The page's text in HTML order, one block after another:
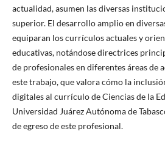
actualidad, asumen las diversas
superior. El desarrollo amplio en
equiparan los currículos actuales y
educativas, notándose directrices
de profesionales en diferentes áreas de
este trabajo, que valora cómo la
digitales al currículo de Ciencias de la
Universidad Juárez Autónoma de
de egreso de este profesional.